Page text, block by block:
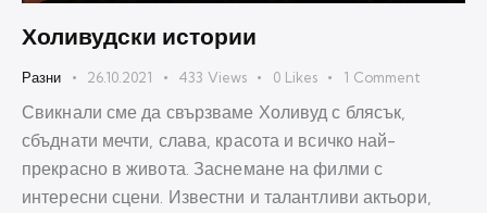
Холивудски истории
Разни 26.10.2021 433 Views 0 Likes 1 Comment
Свикнали сме да свързваме Холивуд с блясък,
сбъднати мечти, слава, красота и всичко най-
прекрасно в живота. Заснемане на филми с
интересни сцени. Известни и талантливи актьори,